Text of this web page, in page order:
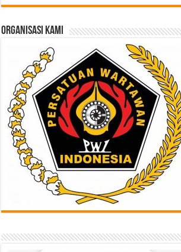
di
ORGANISASI KAMI